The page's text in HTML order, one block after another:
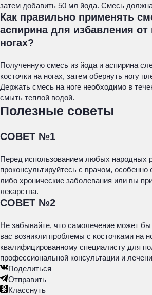
затем добавить 50 мл йода. Смесь
Как правильно применять
аспирина для избавления от
ногах?
Полученную смесь из йода и аспирина
косточки на ногах, затем обернуть ногу
Держать смесь на ноге необходимо в
смыть теплой водой.
Полезные советы
СОВЕТ №1
Перед использованием любых народных
проконсультируйтесь с врачом, особенно
либо хронические заболевания или вы
лекарства.
СОВЕТ №2
Не забывайте, что самолечение может
вас возникли проблемы с косточками на
квалифицированному специалисту для
профессиональной консультации и
Поделиться
Отправить
Класснуть